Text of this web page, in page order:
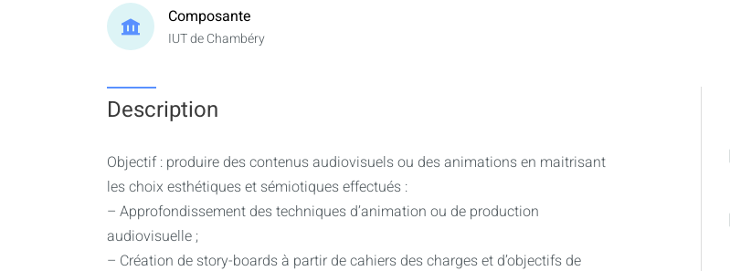
Composante
IUT de Chambéry
Description
Objectif : produire des contenus audiovisuels ou des animations en maitrisant
les choix esthétiques et sémiotiques effectués :
– Approfondissement des techniques d’animation ou de production
audiovisuelle ;
– Création de story-boards à partir de cahiers des charges et d’objectifs de